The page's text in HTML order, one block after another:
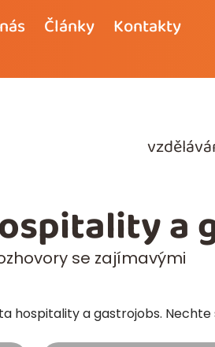
Články Kontakty
a
se zajímavými
hospitality a gastrojobs. Nechte